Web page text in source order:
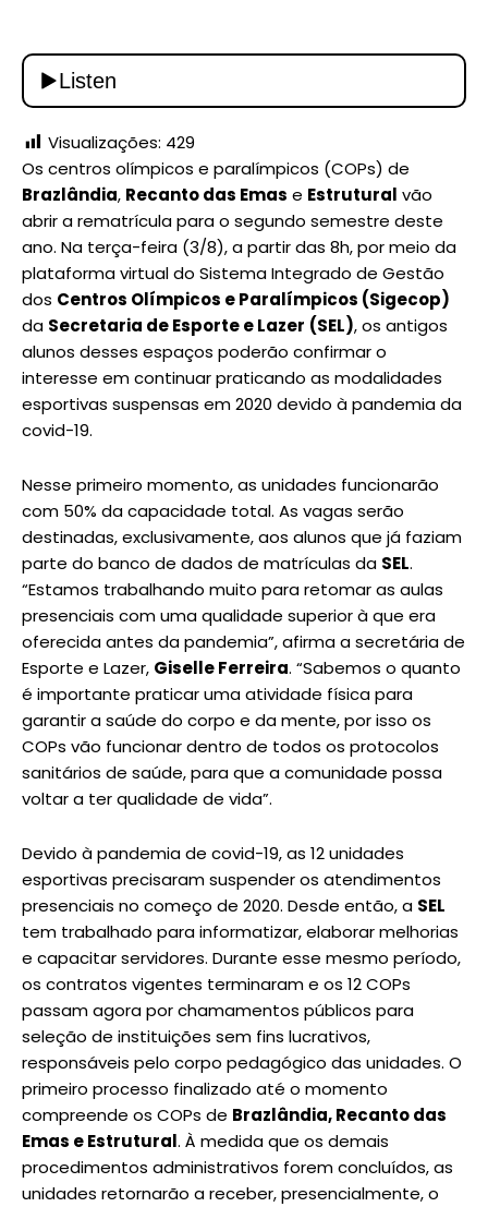
Visualizações: 429
Os centros olímpicos e paralímpicos (COPs) de
Brazlândia, Recanto das Emas e Estrutural vão
abrir a rematrícula para o segundo semestre deste
ano. Na terça-feira (3/8), a partir das 8h, por meio da
plataforma virtual do Sistema Integrado de Gestão
dos Centros Olímpicos e Paralímpicos (Sigecop)
da Secretaria de Esporte e Lazer (SEL), os antigos
alunos desses espaços poderão confirmar o
interesse em continuar praticando as modalidades
esportivas suspensas em 2020 devido à pandemia da
covid-19.
Nesse primeiro momento, as unidades funcionarão
com 50% da capacidade total. As vagas serão
destinadas, exclusivamente, aos alunos que já faziam
parte do banco de dados de matrículas da SEL.
“Estamos trabalhando muito para retomar as aulas
presenciais com uma qualidade superior à que era
oferecida antes da pandemia”, afirma a secretária de
Esporte e Lazer, Giselle Ferreira. “Sabemos o quanto
é importante praticar uma atividade física para
garantir a saúde do corpo e da mente, por isso os
COPs vão funcionar dentro de todos os protocolos
sanitários de saúde, para que a comunidade possa
voltar a ter qualidade de vida”.
Devido à pandemia de covid-19, as 12 unidades
esportivas precisaram suspender os atendimentos
presenciais no começo de 2020. Desde então, a SEL
tem trabalhado para informatizar, elaborar melhorias
e capacitar servidores. Durante esse mesmo período,
os contratos vigentes terminaram e os 12 COPs
passam agora por chamamentos públicos para
seleção de instituições sem fins lucrativos,
responsáveis pelo corpo pedagógico das unidades. O
primeiro processo finalizado até o momento
compreende os COPs de Brazlândia, Recanto das
Emas e Estrutural. À medida que os demais
procedimentos administrativos forem concluídos, as
unidades retornarão a receber, presencialmente, o